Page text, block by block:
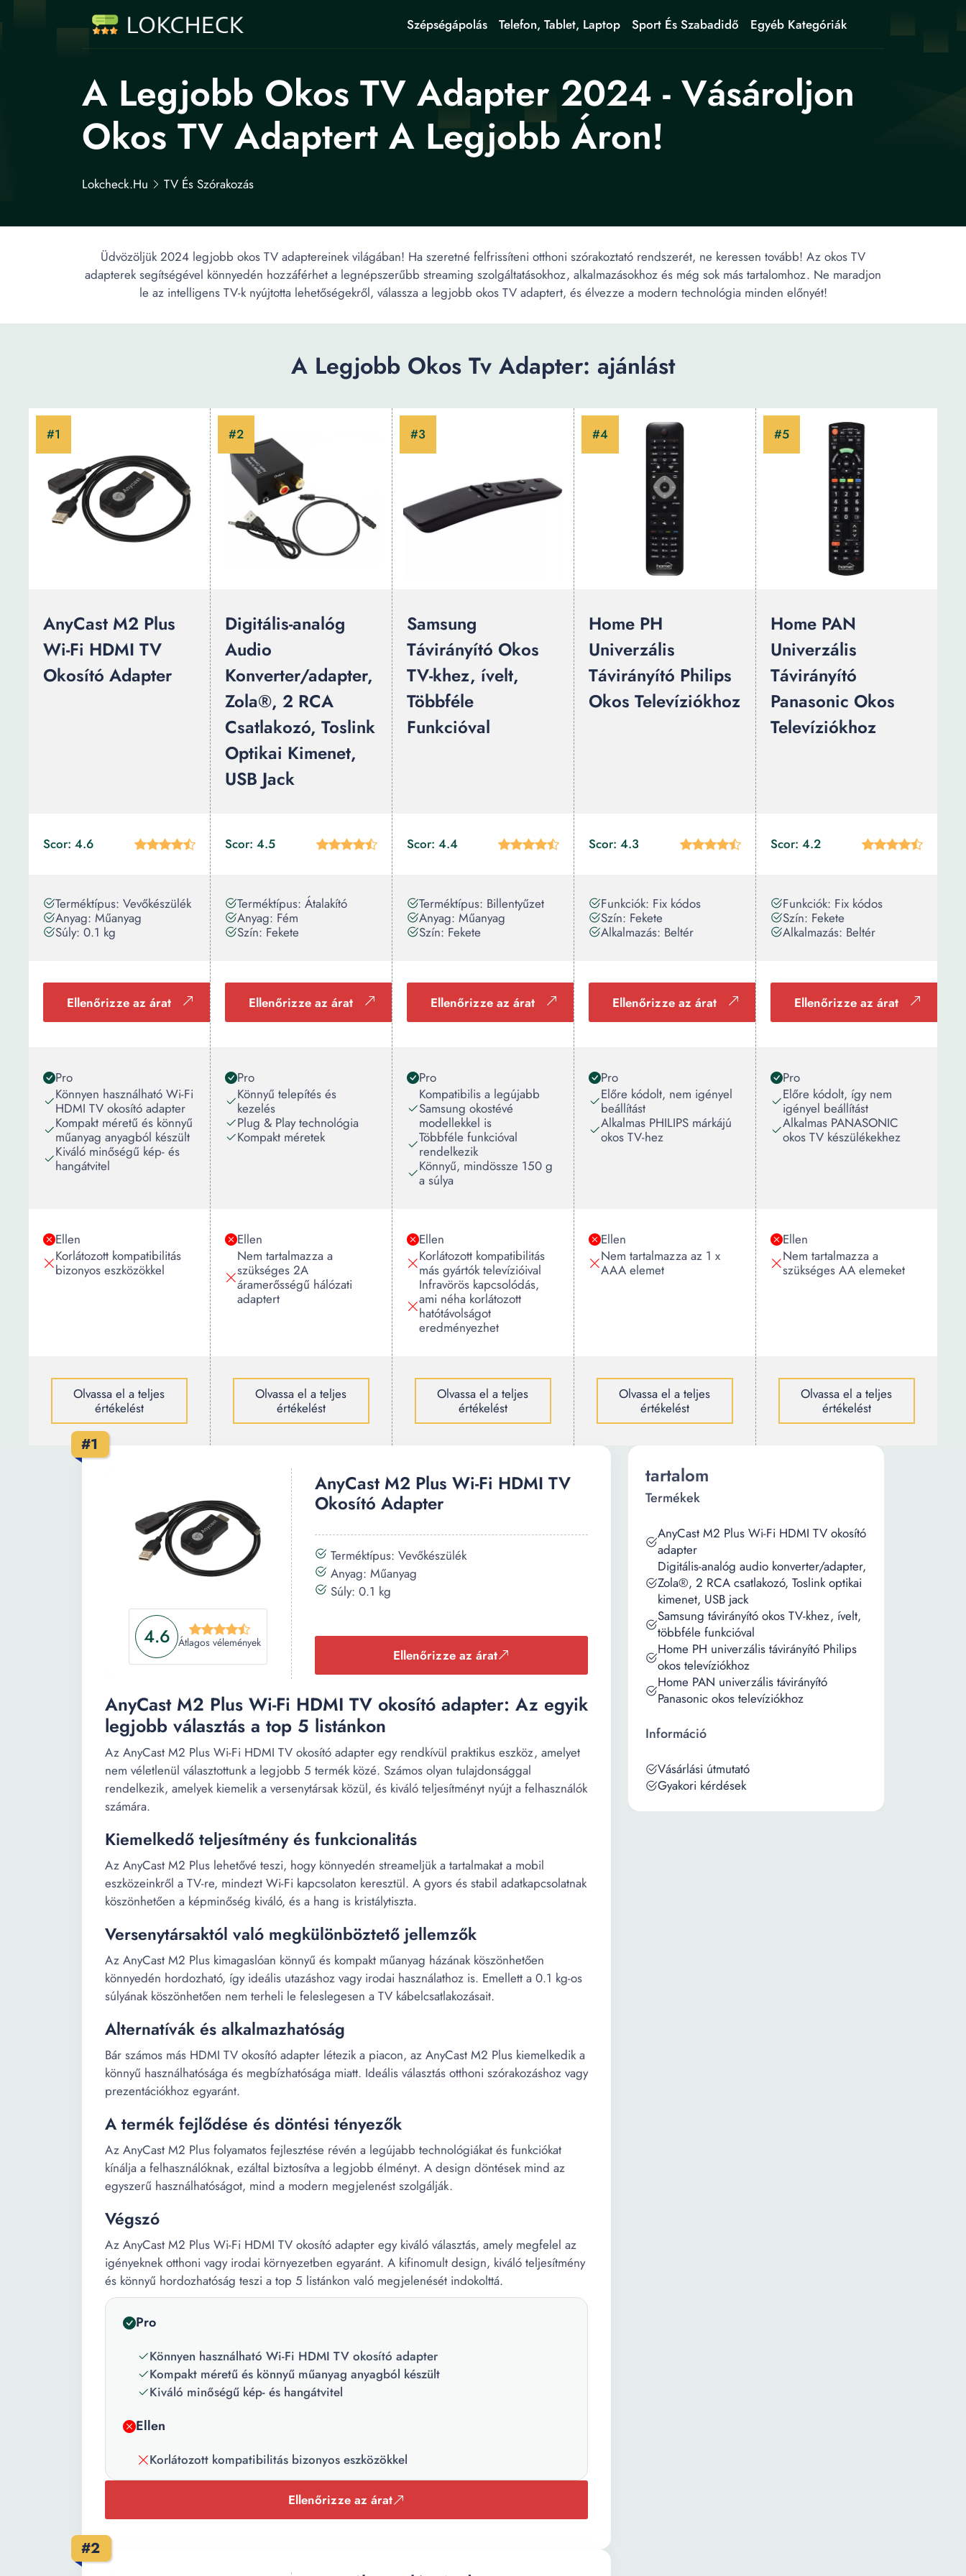
Szépségápolás Telefon, Tablet, Laptop Sport És Szabadidő Egyéb Kategóriák
A Legjobb Okos TV Adapter 2024 - Vásároljon
Okos TV Adaptert A Legjobb Áron!
Lokcheck.hu TV És Szórakozás
Üdvözöljük 2024 legjobb okos TV adaptereinek világában! Ha szeretné felfrissíteni otthoni szórakoztató rendszerét, ne keressen tovább! Az okos TV
adapterek segítségével könnyedén hozzáférhet a legnépszerűbb streaming szolgáltatásokhoz, alkalmazásokhoz és még sok más tartalomhoz. Ne maradjon
le az intelligens TV-k nyújtotta lehetőségekről, válassza a legjobb okos TV adaptert, és élvezze a modern technológia minden előnyét!
A Legjobb Okos Tv Adapter: ajánlást
AnyCast M2 Plus
Wi-Fi HDMI TV
Okosító Adapter
Scor: 4.6
Terméktípus: Vevőkészülék
Anyag: Műanyag
Súly: 0.1 kg
Ellenőrizze az árat
Pro
Könnyen használható Wi-Fi
HDMI TV okosító adapter
Kompakt méretű és könnyű
műanyag anyagból készült
Kiváló minőségű kép- és
hangátvitel
Ellen
Korlátozott kompatibilitás
bizonyos eszközökkel
Olvassa el a teljes
értékelést
Digitális-analóg
Audio
Konverter/adapter,
Zola®, 2 RCA
Csatlakozó, Toslink
Optikai Kimenet,
USB Jack
Scor: 4.5
Terméktípus: Átalakító
Anyag: Fém
Szín: Fekete
Ellenőrizze az árat
Pro
Könnyű telepítés és
kezelés
Plug & Play technológia
Kompakt méretek
Ellen
Nem tartalmazza a
szükséges 2A
áramerősségű hálózati
adaptert
Olvassa el a teljes
értékelést
Samsung
Távirányító Okos
TV-khez, ívelt,
Többféle
Funkcióval
Scor: 4.4
Terméktípus: Billentyűzet
Anyag: Műanyag
Szín: Fekete
Ellenőrizze az árat
Pro
Kompatibilis a legújabb
Samsung okostévé
modellekkel is
Többféle funkcióval
rendelkezik
Könnyű, mindössze 150 g
a súlya
Ellen
Korlátozott kompatibilitás
más gyártók televízióival
Infravörös kapcsolódás,
ami néha korlátozott
hatótávolságot
eredményezhet
Olvassa el a teljes
értékelést
Home PH
Univerzális
Távirányító Philips
Okos Televíziókhoz
Scor: 4.3
Funkciók: Fix kódos
Szín: Fekete
Alkalmazás: Beltér
Ellenőrizze az árat
Pro
Előre kódolt, nem igényel
beállítást
Alkalmas PHILIPS márkájú
okos TV-hez
Ellen
Nem tartalmazza az 1 x
AAA elemet
Olvassa el a teljes
értékelést
Home PAN
Univerzális
Távirányító
Panasonic Okos
Televíziókhoz
Scor: 4.2
Funkciók: Fix kódos
Szín: Fekete
Alkalmazás: Beltér
Ellenőrizze az árat
Pro
Előre kódolt, így nem
igényel beállítást
Alkalmas PANASONIC
okos TV készülékekhez
Ellen
Nem tartalmazza a
szükséges AA elemeket
Olvassa el a teljes
értékelést
#1
4.6 Átlagos vélemények
AnyCast M2 Plus Wi-Fi HDMI TV
Okosító Adapter
Terméktípus: Vevőkészülék
Anyag: Műanyag
Súly: 0.1 kg
Ellenőrizze az árat
AnyCast M2 Plus Wi-Fi HDMI TV okosító adapter: Az egyik
legjobb választás a top 5 listánkon
Az AnyCast M2 Plus Wi-Fi HDMI TV okosító adapter egy rendkívül praktikus eszköz, amelyet
nem véletlenül választottunk a legjobb 5 termék közé. Számos olyan tulajdonsággal
rendelkezik, amelyek kiemelik a versenytársak közül, és kiváló teljesítményt nyújt a felhasználók
számára.
Kiemelkedő teljesítmény és funkcionalitás
Az AnyCast M2 Plus lehetővé teszi, hogy könnyedén streameljük a tartalmakat a mobil
eszközeinkről a TV-re, mindezt Wi-Fi kapcsolaton keresztül. A gyors és stabil adatkapcsolatnak
köszönhetően a képminőség kiváló, és a hang is kristálytiszta.
Versenytársaktól való megkülönböztető jellemzők
Az AnyCast M2 Plus kimagaslóan könnyű és kompakt műanyag házának köszönhetően
könnyedén hordozható, így ideális utazáshoz vagy irodai használathoz is. Emellett a 0.1 kg-os
súlyának köszönhetően nem terheli le feleslegesen a TV kábelcsatlakozásait.
Alternatívák és alkalmazhatóság
Bár számos más HDMI TV okosító adapter létezik a piacon, az AnyCast M2 Plus kiemelkedik a
könnyű használhatósága és megbízhatósága miatt. Ideális választás otthoni szórakozáshoz vagy
prezentációkhoz egyaránt.
A termék fejlődése és döntési tényezők
Az AnyCast M2 Plus folyamatos fejlesztése révén a legújabb technológiákat és funkciókat
kínálja a felhasználóknak, ezáltal biztosítva a legjobb élményt. A design döntések mind az
egyszerű használhatóságot, mind a modern megjelenést szolgálják.
Végszó
Az AnyCast M2 Plus Wi-Fi HDMI TV okosító adapter egy kiváló választás, amely megfelel az
igényeknek otthoni vagy irodai környezetben egyaránt. A kifinomult design, kiváló teljesítmény
és könnyű hordozhatóság teszi a top 5 listánkon való megjelenését indokolttá.
Pro
Könnyen használható Wi-Fi HDMI TV okosító adapter
Kompakt méretű és könnyű műanyag anyagból készült
Kiváló minőségű kép- és hangátvitel
Ellen
Korlátozott kompatibilitás bizonyos eszközökkel
Ellenőrizze az árat
#2
tartalom
Termékek
AnyCast M2 Plus Wi-Fi HDMI TV okosító
adapter
Digitális-analóg audio konverter/adapter,
Zola®, 2 RCA csatlakozó, Toslink optikai
kimenet, USB jack
Samsung távirányító okos TV-khez, ívelt,
többféle funkcióval
Home PH univerzális távirányító Philips
okos televíziókhoz
Home PAN univerzális távirányító
Panasonic okos televíziókhoz
Információ
Vásárlási útmutató
Gyakori kérdések